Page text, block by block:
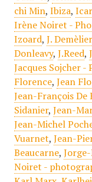
chi Min, Ibiza,
Irène Noiret -
Izoard, J. Demèlier
Donleavy, J.Reed,
Jacques Sojcher
Florence, Jean
Jean-François De
Sidanier, Jean-
Jean-Michel
Vuarnet, Jean-
Beaucarne,
Noiret -